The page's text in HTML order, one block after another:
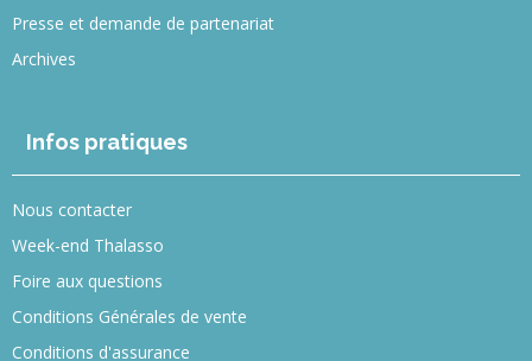
Presse et demande de partenariat
Archives
Infos pratiques
Nous contacter
Week-end Thalasso
Foire aux questions
Conditions Générales de vente
Conditions d'assurance